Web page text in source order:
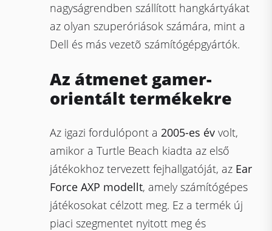
nagyságrendben szállított hangkártyákat
az olyan szuperóriások számára, mint a
Dell és más vezetõ számítógépgyártók.
Az átmenet gamer-
orientált termékekre
Az igazi fordulópont a2005-es év volt,
amikor a Turtle Beach kiadta az első
játékokhoz tervezett fejhallgatóját, az Ear
Force AXP modellt, amely számítógépes
játékosokat célzott meg. Ez a termék új
piaci szegmentet nyitott meg és